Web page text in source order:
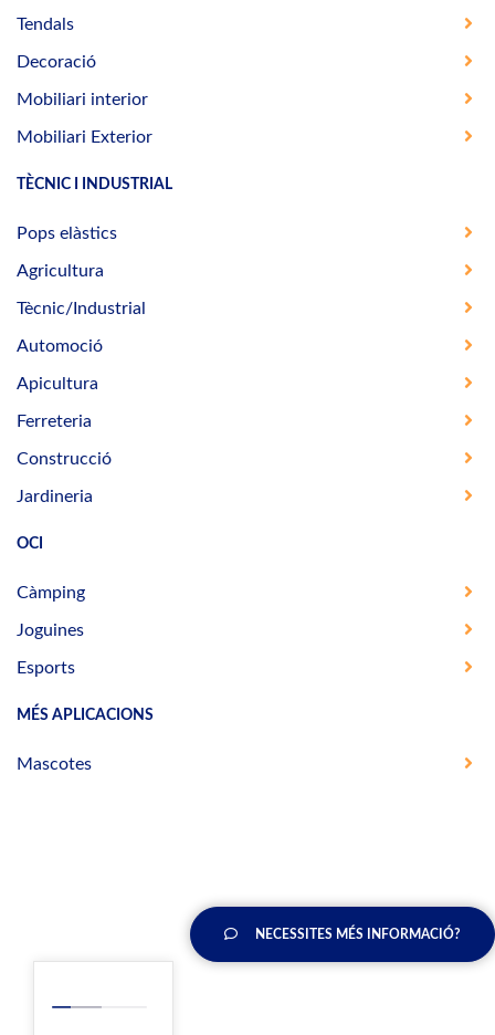
Tendals
Decoració
Mobiliari interior
Mobiliari Exterior
TÈCNIC I INDUSTRIAL
Pops elàstics
Agricultura
Tècnic/Industrial
Automoció
Apicultura
Ferreteria
Construcció
Jardineria
OCI
Càmping
Joguines
Esports
MÉS APLICACIONS
Mascotes
NECESSITES MÉS INFORMACIÓ?